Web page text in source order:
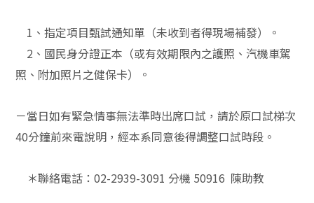
1、指定項目甄試通知單（未收到者得現場補發）。
2、國民身分證正本（或有效期限內之護照、汽機車駕
照、附加照片之健保卡）。
－當日如有緊急情事無法準時出席口試，請於原口試梯次
40分鐘前來電說明，經本系同意後得調整口試時段。
＊聯絡電話：02-2939-3091 分機 50916 陳助教